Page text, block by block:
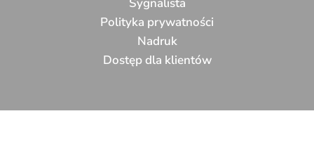
Sygnalista
Polityka prywatności
Nadruk
Dostęp dla klientów